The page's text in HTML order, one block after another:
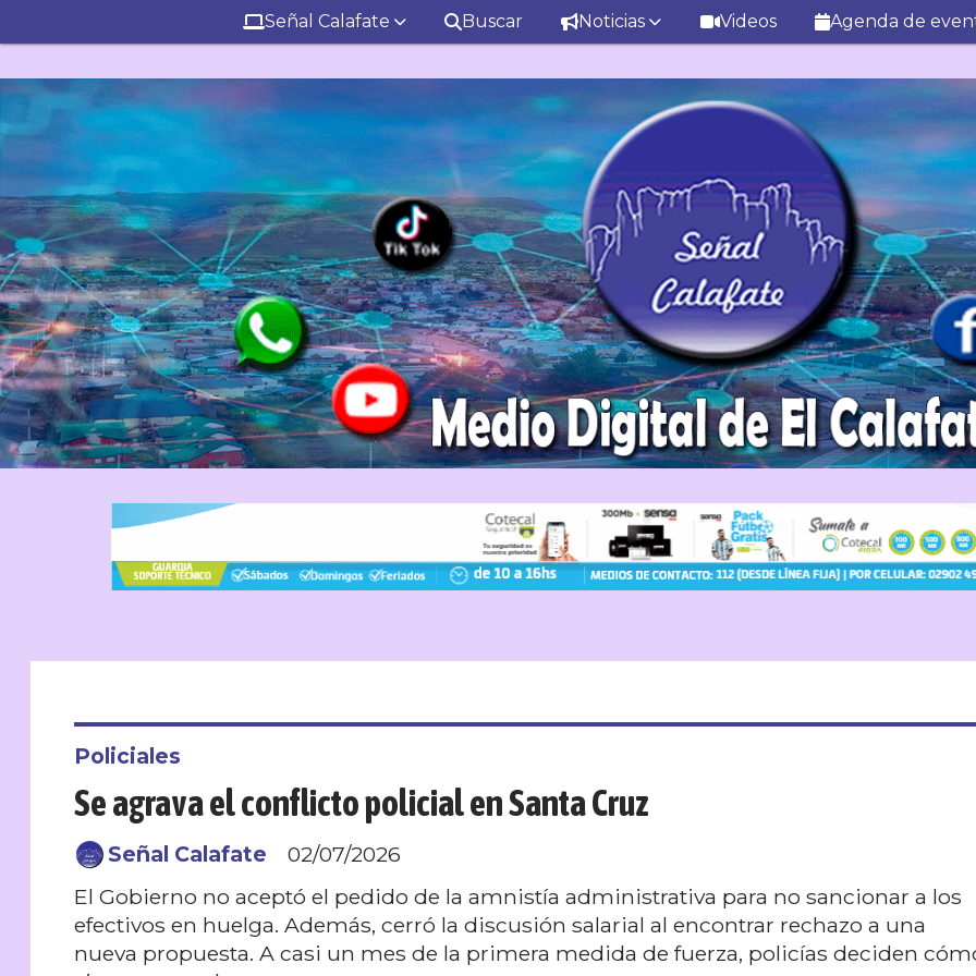
Señal Calafate Buscar Noticias Videos Agenda de
Se agrava el conflicto policial en Santa Cruz
El Gobierno no aceptó el pedido de la amnistía administrativa para no sancionar a los
efectivos en huelga. Además, cerró la discusión salarial al encontrar rechazo a una
nueva propuesta. A casi un mes de la primera medida de fuerza, policías deciden
Policiales
02/07/2026
Señal Calafate